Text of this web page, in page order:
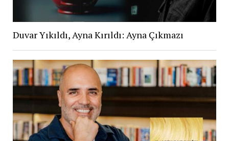
Duvar Yıkıldı, Ayna Kırıldı: Ayna Çıkmazı